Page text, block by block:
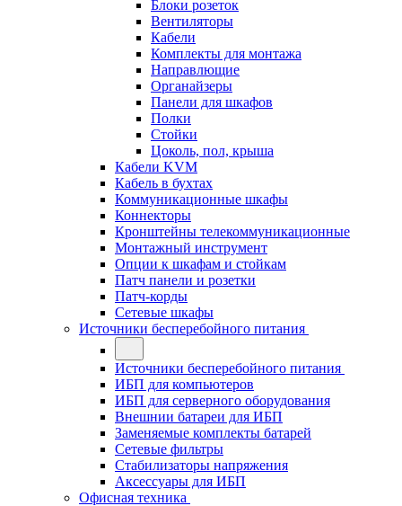
Блоки розеток
Вентиляторы
Кабели
Комплекты для монтажа
Направлющие
Органайзеры
Панели для шкафов
Полки
Стойки
Цоколь, пол, крыша
Кабели KVM
Кабель в бухтах
Коммуникационные шкафы
Коннекторы
Кронштейны телекоммуникационные
Монтажный инструмент
Опции к шкафам и стойкам
Патч панели и розетки
Патч-корды
Сетевые шкафы
Источники бесперебойного питания
Источники бесперебойного питания
ИБП для компьютеров
ИБП для серверного оборудования
Внешнии батареи для ИБП
Заменяемые комплекты батарей
Сетевые фильтры
Стабилизаторы напряжения
Аксессуары для ИБП
Офисная техника